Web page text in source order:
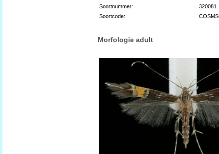
Soortnummer:
320081
Soortcode:
Morfologie adult